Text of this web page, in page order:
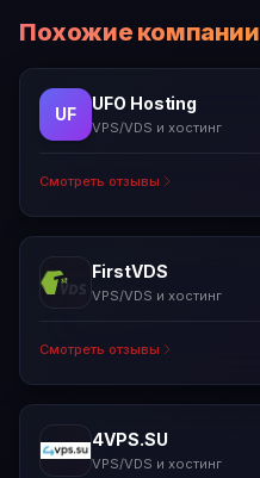
Похожие компании
UF
UFO Hosting
VPS/VDS и хостинг
Смотреть отзывы
FirstVDS
VPS/VDS и хостинг
Смотреть отзывы
4VPS.SU
VPS/VDS и хостинг